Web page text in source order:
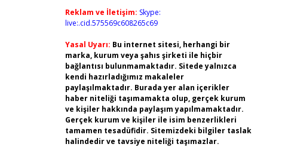
Reklam ve İletişim: Skype:
live:.cid.575569c608265c69
Yasal Uyarı: Bu internet sitesi, herhangi bir
marka, kurum veya şahıs şirketi ile hiçbir
bağlantısı bulunmamaktadır. Sitede yalnızca
kendi hazırladığımız makaleler
paylaşılmaktadır. Burada yer alan içerikler
haber niteliği taşımamakta olup, gerçek kurum
ve kişiler hakkında paylaşım yapılmamaktadır.
Gerçek kurum ve kişiler ile isim benzerlikleri
tamamen tesadüfidir. Sitemizdeki bilgiler taslak
halindedir ve tavsiye niteliği taşımazlar.